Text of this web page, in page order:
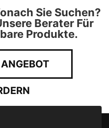
Sie Suchen?
Berater Für
Produkte.